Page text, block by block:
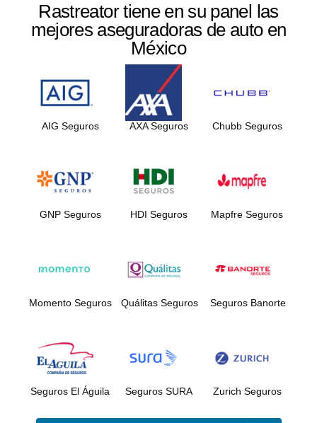
Rastreator tiene en su panel las
mejores aseguradoras de auto en
México
AIG Seguros AXA Seguros Chubb Seguros
GNP Seguros HDI Seguros Mapfre Seguros
Momento Seguros Quálitas Seguros Seguros Banorte
Seguros El Águila Seguros SURA Zurich Seguros